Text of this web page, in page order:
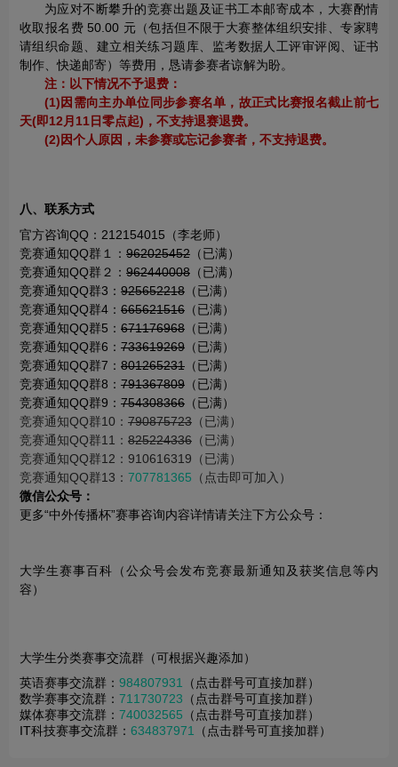
为应对不断攀升的竞赛出题及证书工本邮寄成本，大赛酌情
收取报名费 50.00 元（包括但不限于大赛整体组织安排、专家聘
请组织命题、建立相关练习题库、监考数据人工评审评阅、证书
制作、快递邮寄）等费用，恳请参赛者谅解为盼。
注：以下情况不予退费：
(1)因需向主办单位同步参赛名单，故正式比赛报名截止前七
天(即12月11日零点起)，不支持退赛退费。
(2)因个人原因，未参赛或忘记参赛者，不支持退费。
八、联系方式
官方咨询QQ：212154015（李老师）
竞赛通知QQ群１： 962025452 （已满）
竞赛通知QQ群２： 962440008 （已满）
竞赛通知QQ群3： 925652218 （已满）
竞赛通知QQ群4： 665621516 （已满）
竞赛通知QQ群5： 671176968 （已满）
竞赛通知QQ群6： 733619269 （已满）
竞赛通知QQ群7： 801265231 （已满）
竞赛通知QQ群8： 791367809 （已满）
竞赛通知QQ群9： 754308366 （已满）
竞赛通知QQ群10： 790875723 （已满）
竞赛通知QQ群11： 825224336 （已满）
竞赛通知QQ群12：910616319（已满）
竞赛通知QQ群13： 707781365 （点击即可加入）
微信公众号：
更多“中外传播杯”赛事咨询内容详情请关注下方公众号：
大学生赛事百科（公众号会发布竞赛最新通知及获奖信息等内
容）
大学生分类赛事交流群（可根据兴趣添加）
英语赛事交流群： 984807931
（点击群号可直接加群）
数学赛事交流群： 711730723 （点击群号可直接加群）
媒体赛事交流群： 740032565 （点击群号可直接加群）
IT科技赛事交流群： 634837971 （点击群号可直接加群）